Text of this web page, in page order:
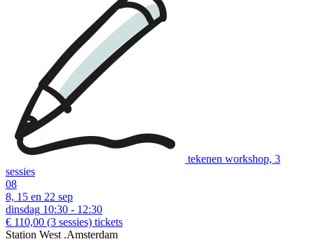
tekenen workshop, 3
sessies
08
8, 15 en 22 sep
dinsdag 10:30 - 12:30
€ 110,00 (3 sessies) tickets
Station West .Amsterdam